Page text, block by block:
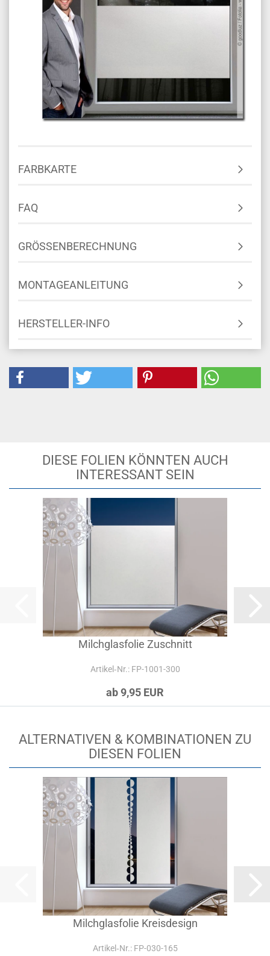
FARBKARTE
FAQ
GRÖSSENBERECHNUNG
MONTAGEANLEITUNG
HERSTELLER-INFO
DIESE FOLIEN KÖNNTEN AUCH
INTERESSANT SEIN
Milchglasfolie Zuschnitt
Artikel‑Nr.: FP-1001-300
ab 9,95 EUR
ALTERNATIVEN & KOMBINATIONEN ZU
DIESEN FOLIEN
Milchglasfolie Kreisdesign
Artikel‑Nr.: FP-030-165